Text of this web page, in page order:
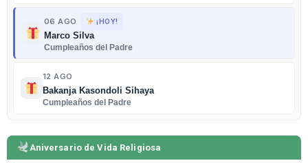
06 AGO ¡HOY!
Marco Silva
Cumpleaños del Padre
12 AGO
Bakanja Kasondoli Sihaya
Cumpleaños del Padre
Aniversario de Vida Religiosa